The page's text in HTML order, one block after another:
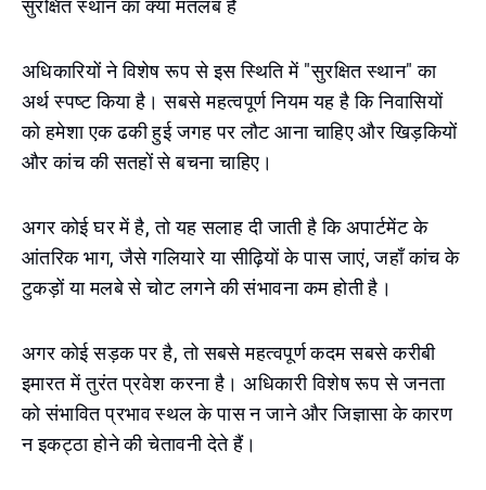
सुरक्षित स्थान का क्या मतलब है
अधिकारियों ने विशेष रूप से इस स्थिति में "सुरक्षित स्थान" का
अर्थ स्पष्ट किया है। सबसे महत्वपूर्ण नियम यह है कि निवासियों
को हमेशा एक ढकी हुई जगह पर लौट आना चाहिए और खिड़कियों
और कांच की सतहों से बचना चाहिए।
अगर कोई घर में है, तो यह सलाह दी जाती है कि अपार्टमेंट के
आंतरिक भाग, जैसे गलियारे या सीढ़ियों के पास जाएं, जहाँ कांच के
टुकड़ों या मलबे से चोट लगने की संभावना कम होती है।
अगर कोई सड़क पर है, तो सबसे महत्वपूर्ण कदम सबसे करीबी
इमारत में तुरंत प्रवेश करना है। अधिकारी विशेष रूप से जनता
को संभावित प्रभाव स्थल के पास न जाने और जिज्ञासा के कारण
न इकट्ठा होने की चेतावनी देते हैं।